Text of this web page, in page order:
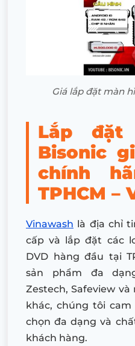
Giá lắp đặt màn
Lắp đặt
Bisonic
chính
TPHCM –
Vinawash là địa chỉ
cấp và lắp đặt các
DVD hàng đầu tại
sản phẩm đa
Zestech, Safeview
khác, chúng tôi
chọn đa dạng và
khách hàng.